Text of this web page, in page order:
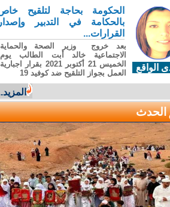
الواقع
الحكومة بحاجة لتلقيح خاص
بالحكامة في التدبير وإصدار
القرارات...
بعد خروج وزير الصحة والحماية
الاجتماعية خالد أبت الطالب يوم
الخميس 21 أكتوبر 2021 بقرار اجبارية
العمل بجواز التلقيح ضد كوفيد 19
المزيد...